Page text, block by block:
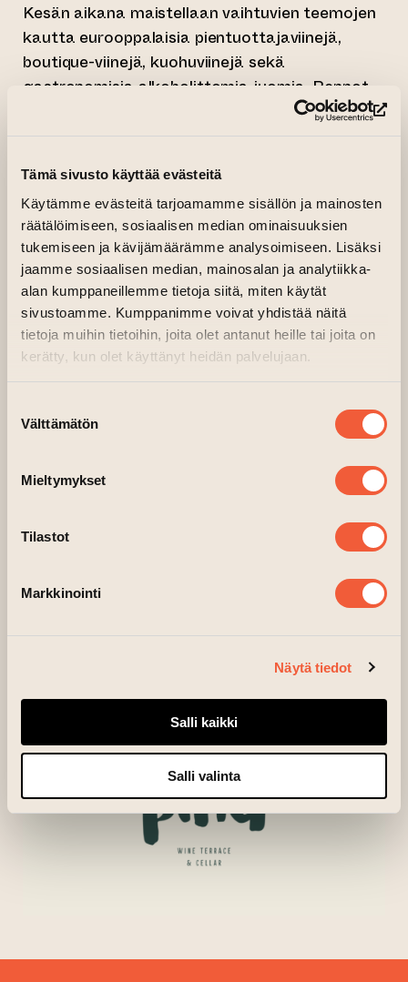
Tämä sivusto käyttää evästeitä
Käytämme evästeitä tarjoamamme sisällön ja mainosten
räätälöimiseen, sosiaalisen median ominaisuuksien
tukemiseen ja kävijämäärämme analysoimiseen. Lisäksi
jaamme sosiaalisen median, mainosalan ja analytiikka-
alan kumppaneillemme tietoja siitä, miten käytät
sivustoamme. Kumppanimme voivat yhdistää näitä
tietoja muihin tietoihin, joita olet antanut heille tai joita on
kerätty, kun olet käyttänyt heidän palvelujaan.
valinta
Välttämätön
Mieltymykset
Tilastot
Markkinointi
Näytä tiedot
Salli kaikki
Salli valinta
Kesän aikana maistellaan vaihtuvien teemojen
kautta eurooppalaisia pientuottajaviinejä,
boutique-viinejä, kuohuviinejä sekä
gastronomisia alkoholittomia juomia. Rennot
mutta asiantuntevat tastingit sopivat niin
harrastajille kuin uteliaille ensikertalaisillekin.
Opastukset saatavilla myös englanniksi
pyydettäessä.
– 4 viiniä × 6 cl
– kesto noin 1–1,5 h
– max 20–25 hlö
– 35 € / hlö
Varaukset: Whatsapp 0503213313
/info@pihabar.com